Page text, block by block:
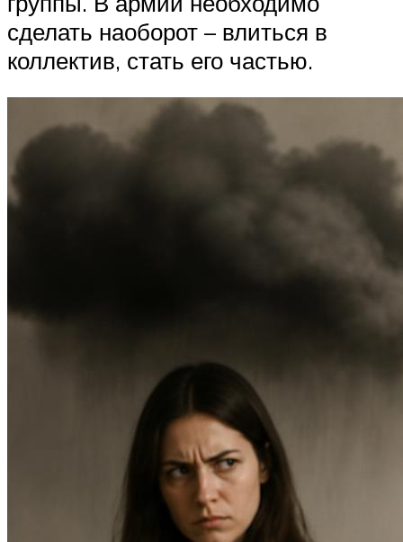
сделать наоборот – влиться в
коллектив, стать его частью.